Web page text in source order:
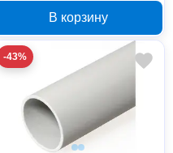
PR13.0380
В корзину
-43%